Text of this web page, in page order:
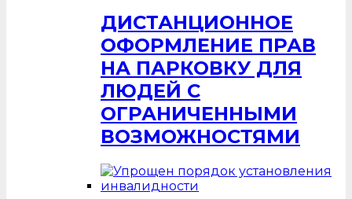
ДИСТАНЦИОННОЕ
ОФОРМЛЕНИЕ ПРАВ
НА ПАРКОВКУ ДЛЯ
ЛЮДЕЙ С
ОГРАНИЧЕННЫМИ
ВОЗМОЖНОСТЯМИ